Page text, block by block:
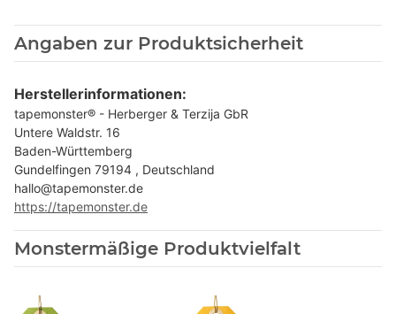
Angaben zur Produktsicherheit
Herstellerinformationen:
tapemonster® - Herberger & Terzija GbR
Untere Waldstr. 16
Baden-Württemberg
Gundelfingen 79194 , Deutschland
hallo@tapemonster.de
https://tapemonster.de
Monstermäßige Produktvielfalt